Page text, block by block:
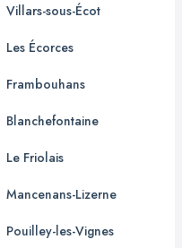
Villars-sous-Écot
Les Écorces
Frambouhans
Blanchefontaine
Le Friolais
Mancenans-Lizerne
Pouilley-les-Vignes